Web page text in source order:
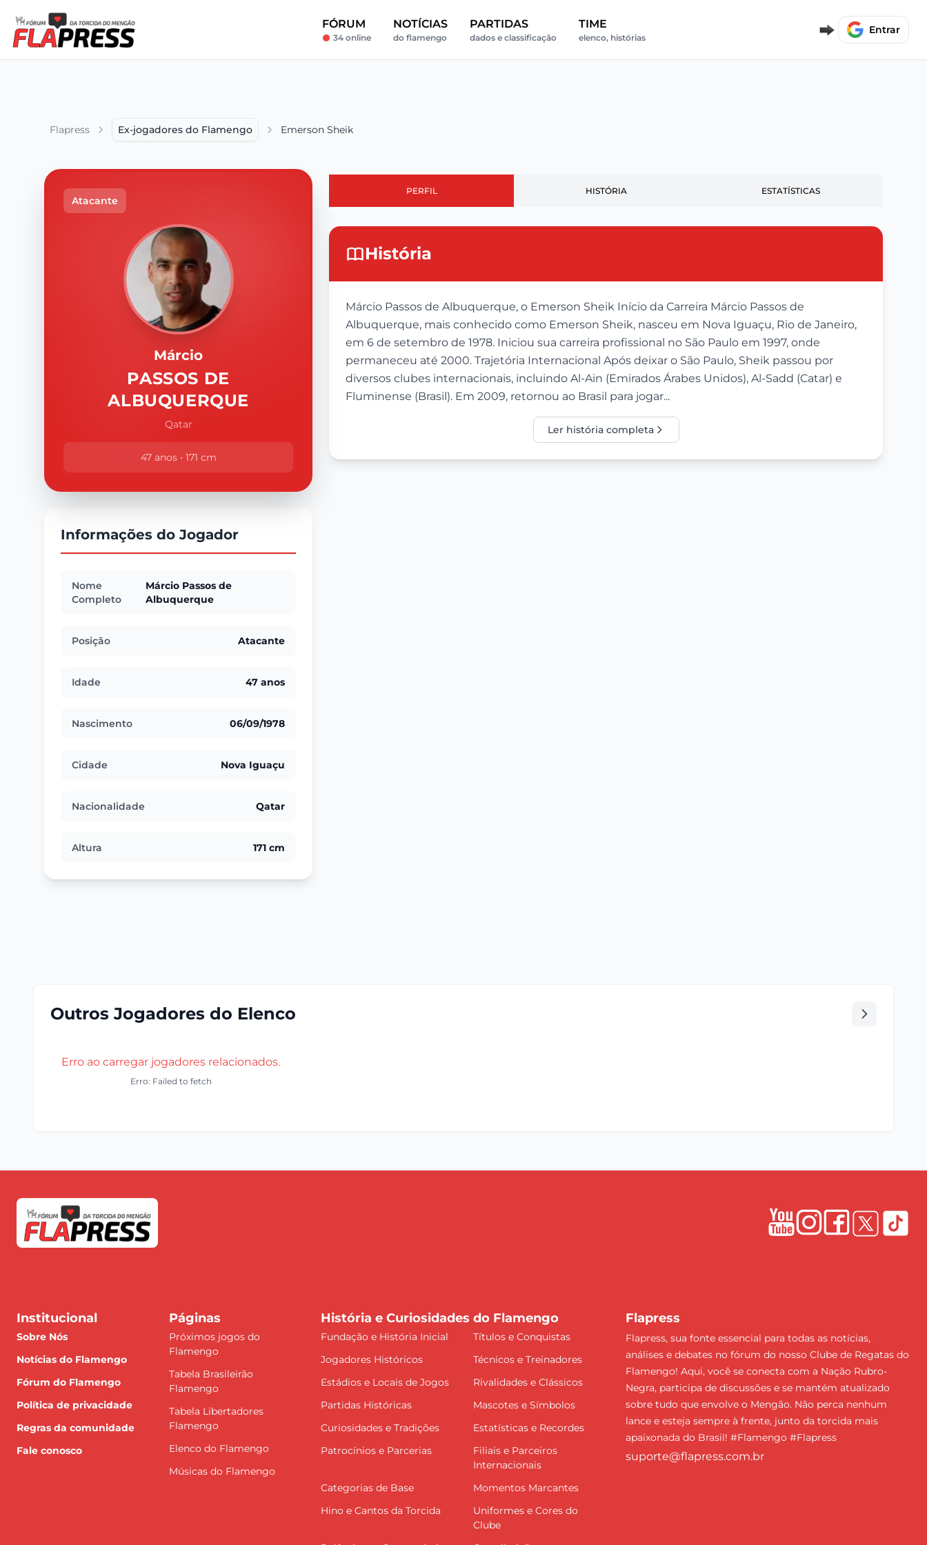
FÓRUM
34 online
NOTÍCIAS
do flamengo
PARTIDAS
dados e classificação
TIME
elenco, histórias
Entrar
Flapress Ex-jogadores do Flamengo Emerson Sheik
Atacante
Márcio
PASSOS DE
ALBUQUERQUE
Qatar
47 anos • 171 cm
Informações do Jogador
Nome
Completo
Márcio Passos de
Albuquerque
Posição Atacante
Idade 47 anos
Nascimento 06/09/1978
Cidade Nova Iguaçu
Nacionalidade Qatar
Altura 171 cm
PERFIL HISTÓRIA ESTATÍSTICAS
História
Márcio Passos de Albuquerque, o Emerson Sheik Início da Carreira Márcio Passos de
Albuquerque, mais conhecido como Emerson Sheik, nasceu em Nova Iguaçu, Rio de Janeiro,
em 6 de setembro de 1978. Iniciou sua carreira profissional no São Paulo em 1997, onde
permaneceu até 2000. Trajetória Internacional Após deixar o São Paulo, Sheik passou por
diversos clubes internacionais, incluindo Al-Ain (Emirados Árabes Unidos), Al-Sadd (Catar) e
Fluminense (Brasil). Em 2009, retornou ao Brasil para jogar...
Ler história completa
Outros Jogadores do Elenco
Erro ao carregar jogadores relacionados.
Erro: Failed to fetch
Institucional
Sobre Nós
Notícias do Flamengo
Fórum do Flamengo
Política de privacidade
Regras da comunidade
Fale conosco
Páginas
Próximos jogos do
Flamengo
Tabela Brasileirão
Flamengo
Tabela Libertadores
Flamengo
Elenco do Flamengo
Músicas do Flamengo
História e Curiosidades do Flamengo
Fundação e História Inicial
Títulos e Conquistas
Jogadores Históricos
Técnicos e Treinadores
Estádios e Locais de Jogos
Rivalidades e Clássicos
Partidas Históricas
Mascotes e Símbolos
Curiosidades e Tradições
Estatísticas e Recordes
Patrocínios e Parcerias
Filiais e Parceiros
Internacionais
Categorias de Base
Momentos Marcantes
Hino e Cantos da Torcida
Uniformes e Cores do
Clube
Flapress
Flapress, sua fonte essencial para todas as notícias,
análises e debates no fórum do nosso Clube de Regatas do
Flamengo! Aqui, você se conecta com a Nação Rubro-
Negra, participa de discussões e se mantém atualizado
sobre tudo que envolve o Mengão. Não perca nenhum
lance e esteja sempre à frente, junto da torcida mais
apaixonada do Brasil! #Flamengo #Flapress
suporte@flapress.com.br